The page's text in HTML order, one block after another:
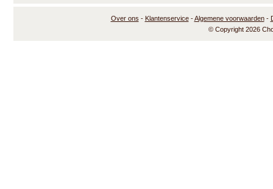
Over ons - Klantenservice-Algemene voorwaarden-
© Copyright 2026